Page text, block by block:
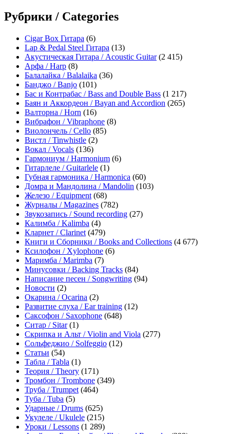
Рубрики / Categories
Cigar Box Гитара (6)
Lap & Pedal Steel Гитара (13)
Акустическая Гитара / Acoustic Guitar(2 415)
Арфа / Harp (8)
Балалайка / Balalaika (36)
Банджо / Banjo (101)
Бас и Контрабас / Bass and Double Bass (1 217)
Баян и Аккордеон / Bayan and Accordion (265)
Валторна / Horn (16)
Вибрафон / Vibraphone (8)
Виолончель / Cello (85)
Вистл / Tinwhistle (2)
Вокал / Vocals (136)
Гармониум / Harmonium (6)
Гитарлеле / Guitarlele (1)
Губная гармоника / Harmonica (60)
Домра и Мандолина / Mandolin (103)
Железо / Equipment (68)
Журналы / Magazines (782)
Звукозапись / Sound recording (27)
Калимба / Kalimba (4)
Кларнет / Clarinet (479)
Книги и Сборники / Books and Collections (4 677)
Ксилофон / Xylophone (6)
Маримба / Marimba (7)
Минусовки / Backing Tracks (84)
Написание песен / Songwriting (94)
Новости (2)
Окарина / Ocarina (2)
Развитие слуха / Ear training (12)
Саксофон / Saxophone (648)
Ситар / Sitar(1)
Скрипка и Альт / Violin and Viola (277)
Сольфеджио / Solfeggio (12)
Статьи (54)
Табла / Tabla (1)
Теория / Theory (171)
Тромбон / Trombone (349)
Труба / Trumpet (464)
Туба / Tuba (5)
Ударные / Drums (625)
Укулеле / Ukulele (215)
Уроки / Lessons (1 289)